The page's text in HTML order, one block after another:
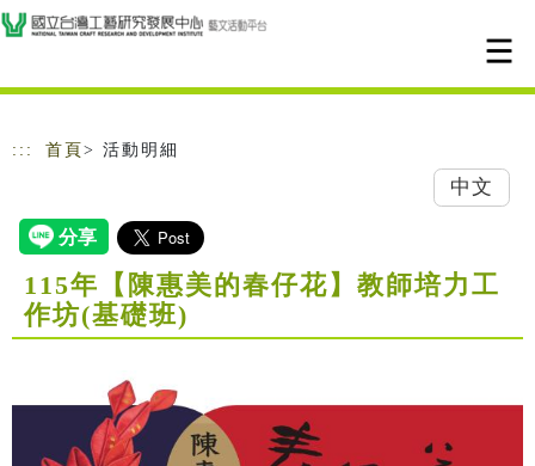
跳到主要內容
網站導覽
::: 首頁 > 活動明細
中文
115年【陳惠美的春仔花】教師培力工
作坊(基礎班)